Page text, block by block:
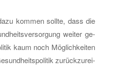
kom­men soll­te, dass die
wei­ter ge­
kaum noch Mög­lich­kei­ten
zu­rück­zu­rei­